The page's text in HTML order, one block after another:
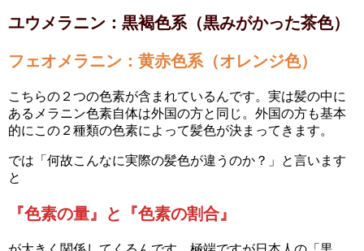
ユウメラニン：黒褐色系（黒みがかった茶色）
フェオメラニン：黄赤色系（オレンジ色）
こちらの２つの色素が含まれているんです。実は髪の中に
あるメラニン色素自体は外国の方と同じ。外国の方も基本
的にこの２種類の色素によって髪色が決まってきます。
では「何故こんなに実際の髪色が違うのか？」と言います
と
『色素の量』と『色素の割合』